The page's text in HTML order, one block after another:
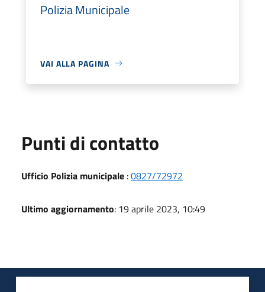
Polizia Municipale
VAI ALLA PAGINA
Punti di contatto
Ufficio Polizia municipale :0827/72972
Ultimo aggiornamento: 19 aprile 2023, 10:49